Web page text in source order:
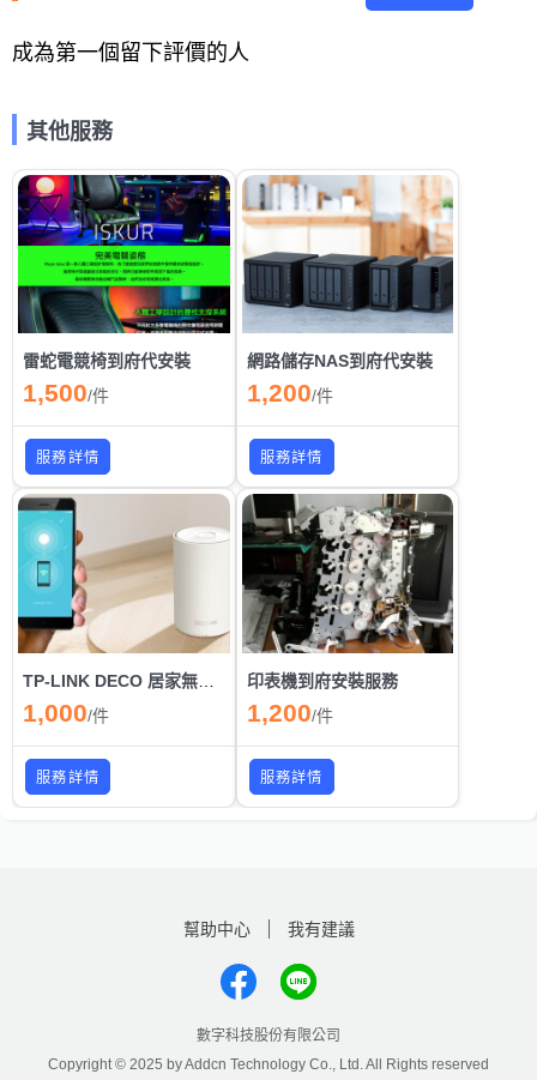
成為第一個留下評價的人
其他服務
雷蛇電競椅到府代安裝
1,500/件
服務詳情
網路儲存NAS到府代安裝
1,200/件
服務詳情
1,000/件
服務詳情
印表機到府安裝服務​
1,200/件
服務詳情
幫助中心 我有建議
數字科技股份有限公司
Copyright © 2025 by Addcn Technology Co., Ltd. All Rights reserved